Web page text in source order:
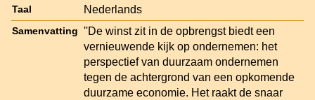
Taal Nederlands
Samenvatting ''De winst zit in de opbrengst biedt een
vernieuwende kijk op ondernemen: het
perspectief van duurzaam ondernemen
tegen de achtergrond van een opkomende
duurzame economie. Het raakt de snaar